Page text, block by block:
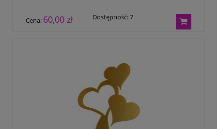
Cena: 60,00 zł Dostępność:7